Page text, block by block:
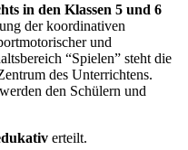
in den Klassen 5 und 6
der koordinativen
und
“Spielen” steht die
des Unterrichtens.
den Schülern und
erteilt.